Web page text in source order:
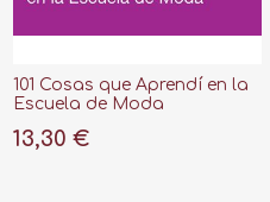
101 Cosas que Aprendí en la
Escuela de Moda
13,30 €